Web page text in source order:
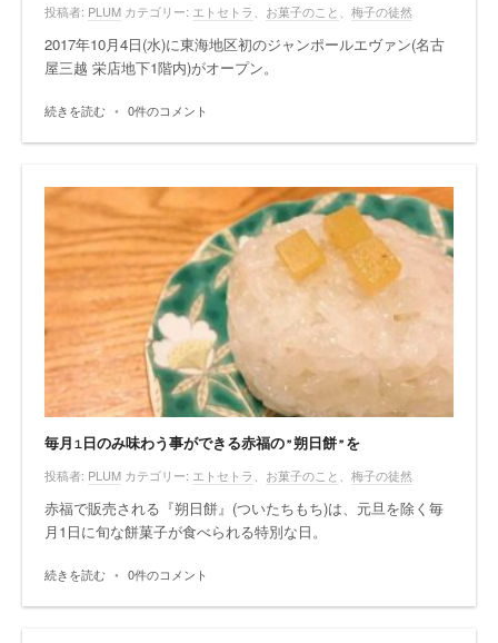
投稿者: PLUM カテゴリー: エトセトラ お菓子のこと 梅子の徒然
2017年10月4日(水)に東海地区初のジャンポールエヴァン(名古
屋三越 栄店地下1階内)がオープン。
続きを読む • 0件のコメント
毎月1日のみ味わう事ができる赤福の”朔日餅”を
投稿者: PLUM カテゴリー: エトセトラ お菓子のこと 梅子の徒然
赤福で販売される『朔日餅』(ついたちもち)は、元旦を除く毎
月1日に旬な餅菓子が食べられる特別な日。
続きを読む • 0件のコメント